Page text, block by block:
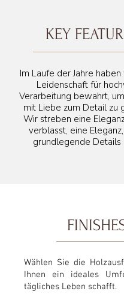
KEY
Im Laufe der Jahre
Leidenschaft für
Verarbeitung bewahrt,
mit Liebe zum Detail zu
Wir streben eine
verblasst, eine
grundlegende Details
Wählen Sie die
Ihnen ein ideales
tägliches Leben schafft.